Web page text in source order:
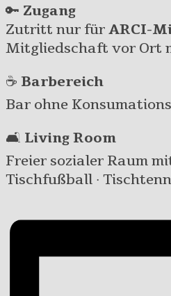
🔑 Zugang
Zutritt nur fürARCI-
Mitgliedschaft vor Ort
☕ Barbereich
Bar ohne
🛋️ Living Room
Freier sozialer Raum
Tischfußball ·